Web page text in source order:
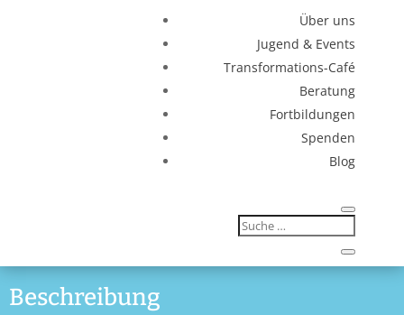
Über uns
Jugend & Events
Transformations-Café
Beratung
Fortbildungen
Spenden
Blog
Beschreibung